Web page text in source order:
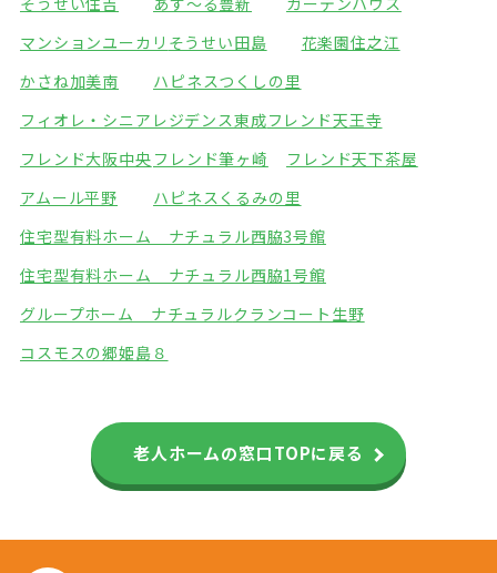
マンションユーカリ そうせい田島
花楽園住之江
かさね加美南
ハピネスつくしの里
フィオレ・シニアレジデンス東成フレンド天王寺
フレンド大阪中央 フレンド筆ヶ崎
フレンド天下茶屋
アムール平野
ハピネスくるみの里
住宅型有料ホーム ナチュラル西脇3号館
住宅型有料ホーム ナチュラル西脇1号館
グループホーム ナチュラルクランコート生野
コスモスの郷姫島８
老人ホームの窓口TOPに戻る